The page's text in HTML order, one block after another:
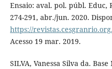
Ensaio: aval. pol. públ. Educ,
274-291, abr./jun. 2020.
https://
Acesso 19 mar. 2019.
SILVA, Vanessa Silva da.